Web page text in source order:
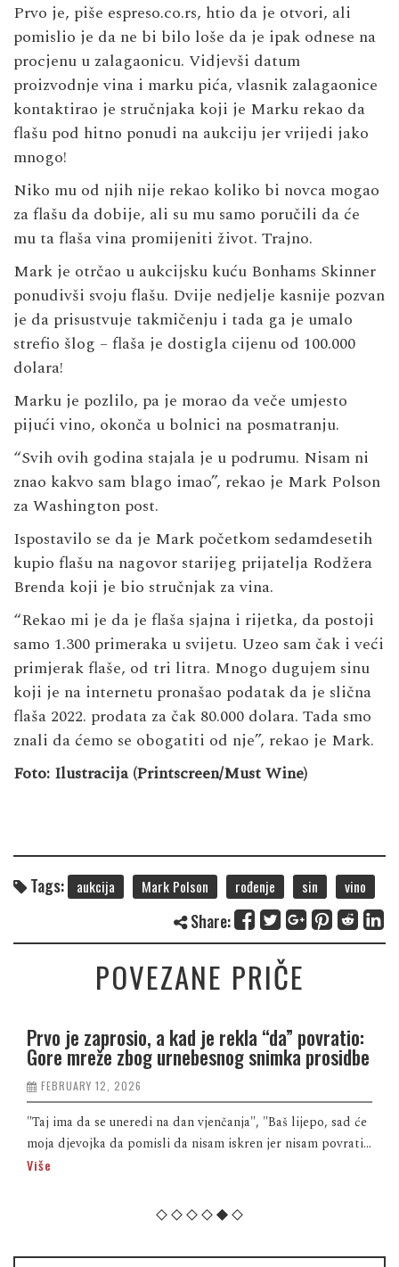
Prvo je, piše espreso.co.rs, htio da je otvori, ali
pomislio je da ne bi bilo loše da je ipak odnese na
procjenu u zalagaonicu. Vidjevši datum
proizvodnje vina i marku pića, vlasnik zalagaonice
kontaktirao je stručnjaka koji je Marku rekao da
flašu pod hitno ponudi na aukciju jer vrijedi jako
mnogo!
Niko mu od njih nije rekao koliko bi novca mogao
za flašu da dobije, ali su mu samo poručili da će
mu ta flaša vina promijeniti život. Trajno.
Mark je otrčao u aukcijsku kuću Bonhams Skinner
ponudivši svoju flašu. Dvije nedjelje kasnije pozvan
je da prisustvuje takmičenju i tada ga je umalo
strefio šlog – flaša je dostigla cijenu od 100.000
dolara!
Marku je pozlilo, pa je morao da veče umjesto
pijući vino, okonča u bolnici na posmatranju.
“Svih ovih godina stajala je u podrumu. Nisam ni
znao kakvo sam blago imao”, rekao je Mark Polson
za Washington post.
Ispostavilo se da je Mark početkom sedamdesetih
kupio flašu na nagovor starijeg prijatelja Rodžera
Brenda koji je bio stručnjak za vina.
“Rekao mi je da je flaša sjajna i rijetka, da postoji
samo 1.300 primeraka u svijetu. Uzeo sam čak i veći
primjerak flaše, od tri litra. Mnogo dugujem sinu
koji je na internetu pronašao podatak da je slična
flaša 2022. prodata za čak 80.000 dolara. Tada smo
znali da ćemo se obogatiti od nje”, rekao je Mark.
Foto: Ilustracija (Printscreen/Must Wine)
Tags: aukcija Mark Polson rođenje sin vino
Share:
POVEZANE PRIČE
Prvo je zaprosio, a kad je rekla “da” povratio:
Gore mreže zbog urnebesnog snimka prosidbe
FEBRUARY 12, 2026
"Taj ima da se uneredi na dan vjenčanja", "Baš lijepo, sad će
moja djevojka da pomisli da nisam iskren jer nisam povrati...
Više